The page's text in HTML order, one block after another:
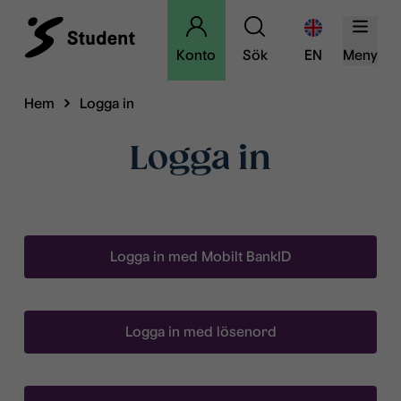
Konto Sök EN Meny
Hem Logga in
Logga in
Logga in med Mobilt BankID
Logga in med lösenord